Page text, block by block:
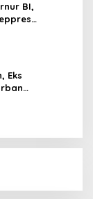
BI,
Eks